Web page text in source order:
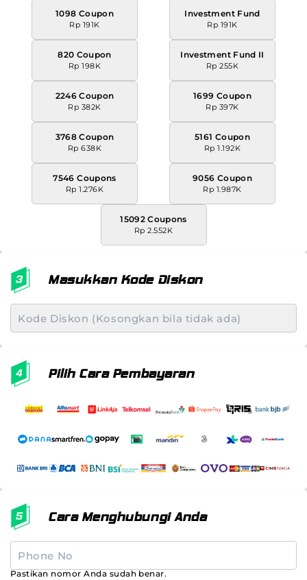
1098 Coupon
Rp 191K
Investment Fund
Rp 191K
820 Coupon
Rp 198K
Investment Fund II
Rp 255K
2246 Coupon
Rp 382K
1699 Coupon
Rp 397K
3768 Coupon
Rp 638K
5161 Coupon
Rp 1.192K
7546 Coupons
Rp 1.276K
9056 Coupon
Rp 1.987K
15092 Coupons
Rp 2.552K
Masukkan Kode Diskon
Pilih Cara Pembayaran
Cara Menghubungi Anda
Pastikan nomor Anda sudah benar.